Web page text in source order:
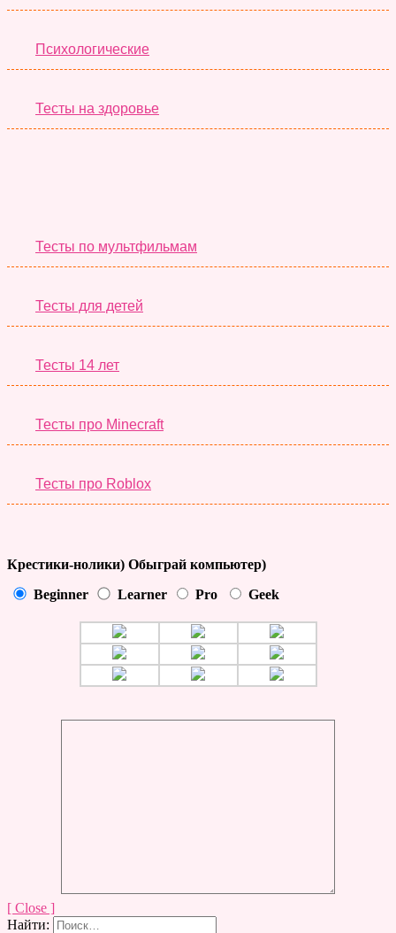
Психологические
Тесты на здоровье
Тесты по мультфильмам
Тесты для детей
Тесты 14 лет
Тесты про Minecraft
Тесты про Roblox
Крестики-нолики) Обыграй компьютер)
Beginner Learner Pro Geek
[ Close ]
Найти: